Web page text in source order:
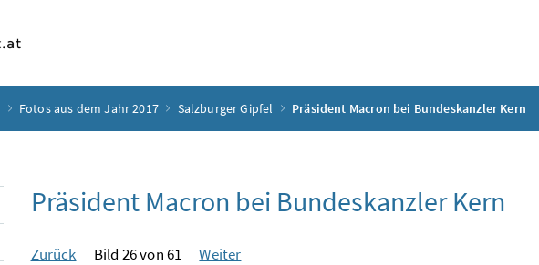
Fotos aus dem Jahr 2017 Salzburger Gipfel Präsident Macron bei Bundeskanzler Kern
Präsident Macron bei Bundeskanzler Kern
Zurück Bild 26 von 61 Weiter